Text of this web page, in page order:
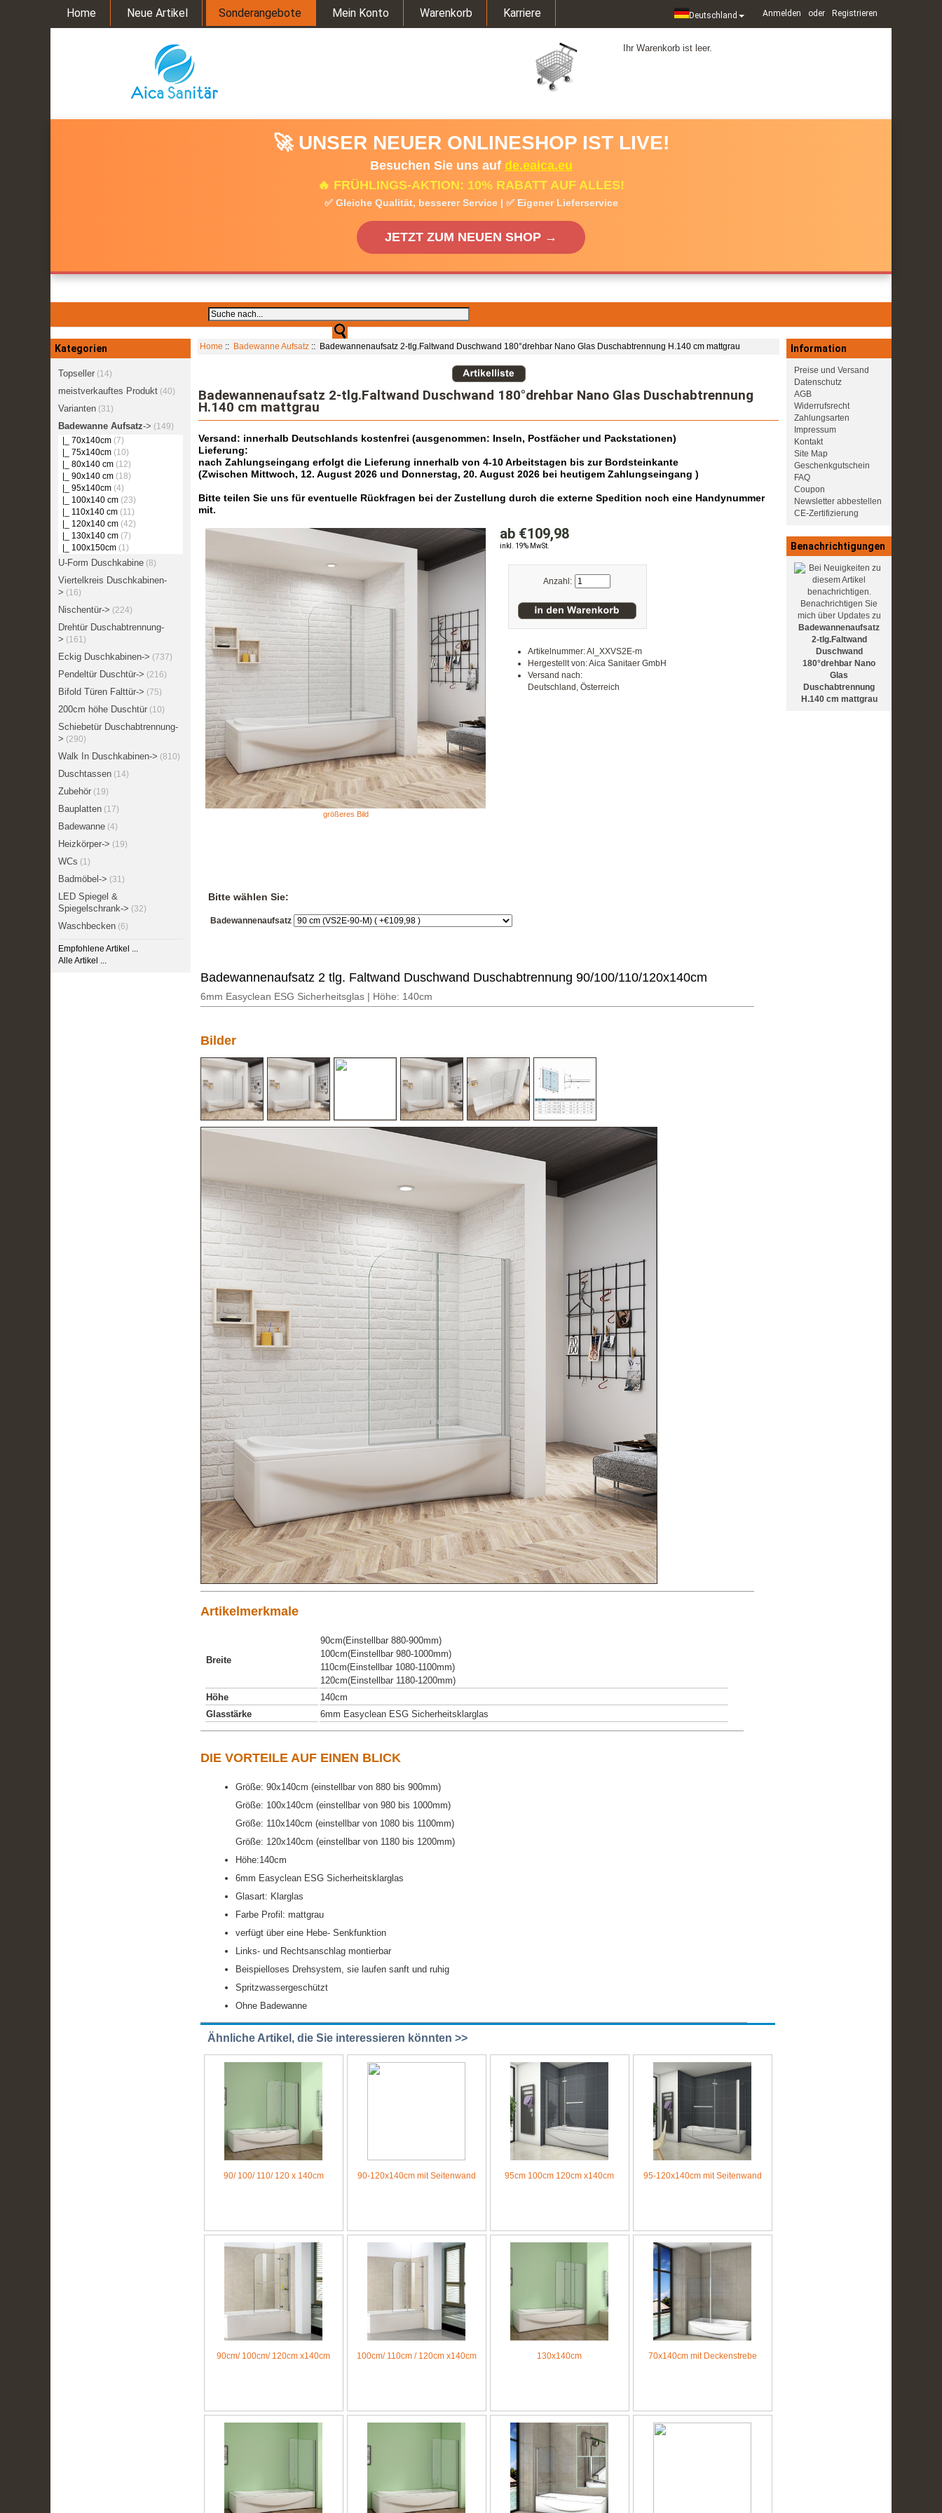
Ihr Warenkorb ist leer.
🚀 UNSER NEUER ONLINESHOP IST LIVE!
Besuchen Sie uns auf de.eaica.eu
🔥 FRÜHLINGS-AKTION: 10% RABATT AUF ALLES!
✅ Gleiche Qualität, besserer Service | ✅ Eigener Lieferservice
JETZT ZUM NEUEN SHOP →
Home Neue Artikel Sonderangebote Mein Konto Warenkorb Karriere Deutschland Anmelden oder Registrieren
Kategorien
Topseller(14)
meistverkauftes Produkt(40)
Varianten(31)
Badewanne Aufsatz-> (149)
|_ 70x140cm(7)
|_ 75x140cm(10)
|_ 80x140 cm(12)
|_ 90x140 cm(18)
|_ 95x140cm(4)
|_ 100x140 cm(23)
|_ 110x140 cm(11)
|_ 120x140 cm(42)
|_ 130x140 cm(7)
|_ 100x150cm(1)
U-Form Duschkabine(8)
Viertelkreis Duschkabinen-
> (16)
Nischentür-> (224)
Drehtür Duschabtrennung-
> (161)
Eckig Duschkabinen-> (737)
Pendeltür Duschtür-> (216)
Bifold Türen Falttür-> (75)
200cm höhe Duschtür(10)
Schiebetür Duschabtrennung-
> (290)
Walk In Duschkabinen-> (810)
Duschtassen(14)
Zubehör(19)
Bauplatten(17)
Badewanne(4)
Heizkörper-> (19)
WCs (1)
Badmöbel-> (31)
LED Spiegel &
Spiegelschrank-> (32)
Waschbecken(6)
Empfohlene Artikel ...
Alle Artikel ...
Home :: Badewanne Aufsatz :: Badewannenaufsatz 2-tlg.Faltwand Duschwand 180°drehbar Nano Glas Duschabtrennung H.140 cm mattgrau
Badewannenaufsatz 2-tlg.Faltwand Duschwand 180°drehbar Nano Glas Duschabtrennung
H.140 cm mattgrau
Versand: innerhalb Deutschlands kostenfrei (ausgenommen: Inseln, Postfächer und Packstationen)
Lieferung:
nach Zahlungseingang erfolgt die Lieferung innerhalb von 4-10 Arbeitstagen bis zur Bordsteinkante
(Zwischen Mittwoch, 12. August 2026 und Donnerstag, 20. August 2026 bei heutigem Zahlungseingang )
Bitte teilen Sie uns für eventuelle Rückfragen bei der Zustellung durch die externe Spedition noch eine Handynummer
mit.
größeres Bild
ab €109,98
inkl. 19% MwSt.
Anzahl:
Artikelnummer: AI_XXVS2E-m
Hergestellt von: Aica Sanitaer GmbH
Versand nach:
Deutschland, Österreich
Bitte wählen Sie:
Badewannenaufsatz
Badewannenaufsatz 2 tlg. Faltwand Duschwand Duschabtrennung 90/100/110/120x140cm
6mm Easyclean ESG Sicherheitsglas | Höhe: 140cm
Bilder
Artikelmerkmale
Breite
90cm(Einstellbar 880-900mm)
100cm(Einstellbar 980-1000mm)
110cm(Einstellbar 1080-1100mm)
120cm(Einstellbar 1180-1200mm)
Höhe
140cm
Glasstärke
6mm Easyclean ESG Sicherheitsklarglas
DIE VORTEILE AUF EINEN BLICK
Größe: 90x140cm (einstellbar von 880 bis 900mm)
Größe: 100x140cm (einstellbar von 980 bis 1000mm)
Größe: 110x140cm (einstellbar von 1080 bis 1100mm)
Größe: 120x140cm (einstellbar von 1180 bis 1200mm)
Höhe:140cm
6mm Easyclean ESG Sicherheitsklarglas
Glasart: Klarglas
Farbe Profil: mattgrau
verfügt über eine Hebe- Senkfunktion
Links- und Rechtsanschlag montierbar
Beispielloses Drehsystem, sie laufen sanft und ruhig
Spritzwassergeschützt
Ohne Badewanne
Ähnliche Artikel, die Sie interessieren könnten >>
90/ 100/ 110/ 120 x 140cm 90-120x140cm mit Seitenwand 95cm 100cm 120cm x140cm 95-120x140cm mit Seitenwand
90cm/ 100cm/ 120cm x140cm 100cm/ 110cm / 120cm x140cm 130x140cm 70x140cm mit Deckenstrebe
Information
Preise und Versand
Datenschutz
AGB
Widerrufsrecht
Zahlungsarten
Impressum
Kontakt
Site Map
Geschenkgutschein
FAQ
Coupon
Newsletter abbestellen
CE-Zertifizierung
Benachrichtigungen
Benachrichtigen Sie
mich über Updates zu
Badewannenaufsatz
2-tlg.Faltwand
Duschwand
180°drehbar Nano
Glas
Duschabtrennung
H.140 cm mattgrau